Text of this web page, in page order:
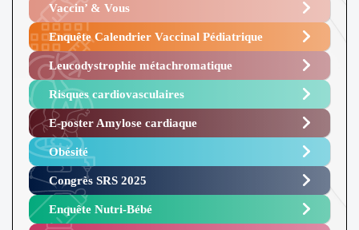
Vaccin’ & Vous
Enquête Calendrier Vaccinal Pédiatrique
Leucodystrophie métachromatique
Risques cardiovasculaires
E-poster Amylose cardiaque ​
Obésité ​
Congrès SRS 2025 ​
Enquête Nutri-Bébé ​